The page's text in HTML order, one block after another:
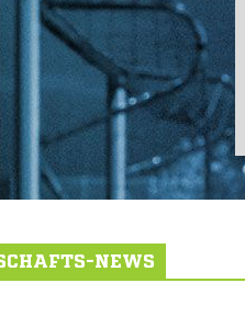
NEWS